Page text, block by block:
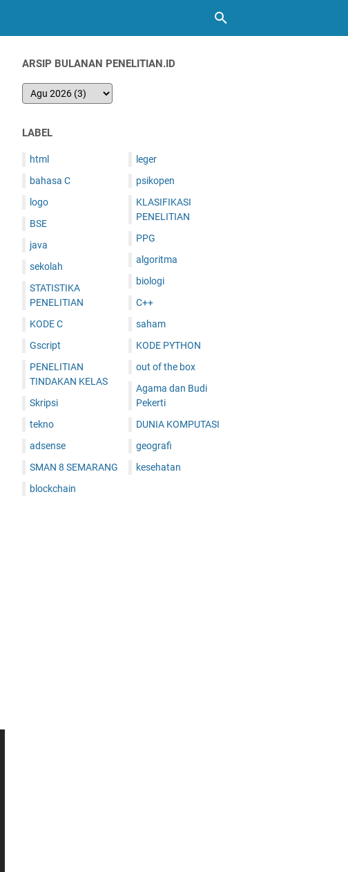
ARSIP BULANAN PENELITIAN.ID
LABEL
html
bahasa C
logo
BSE
java
sekolah
STATISTIKA
PENELITIAN
KODE C
Gscript
PENELITIAN
TINDAKAN KELAS
Skripsi
tekno
adsense
SMAN 8 SEMARANG
blockchain
leger
psikopen
KLASIFIKASI
PENELITIAN
PPG
algoritma
biologi
C++
saham
KODE PYTHON
out of the box
Agama dan Budi
Pekerti
DUNIA KOMPUTASI
geografi
kesehatan